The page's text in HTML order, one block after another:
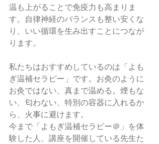
温も上がることで免疫力も高まりま
す。自律神経のバランスも整い安くな
り、いい循環を生み出すことにつなが
ります。
私たちはおすすめしているのは「よも
ぎ温補セラピー」です。お灸のように
お灸ではない、真まで温める。煙もな
い、匂わない、特別の容器に入れるか
ら、火事に避けます。
今まで「よもぎ温補セラピー＠」を体
験した人、講座を開催している先生た